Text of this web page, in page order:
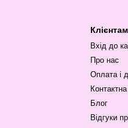
Клієнтам
Вхід до
Про нас
Оплата і
Блог
Відгуки